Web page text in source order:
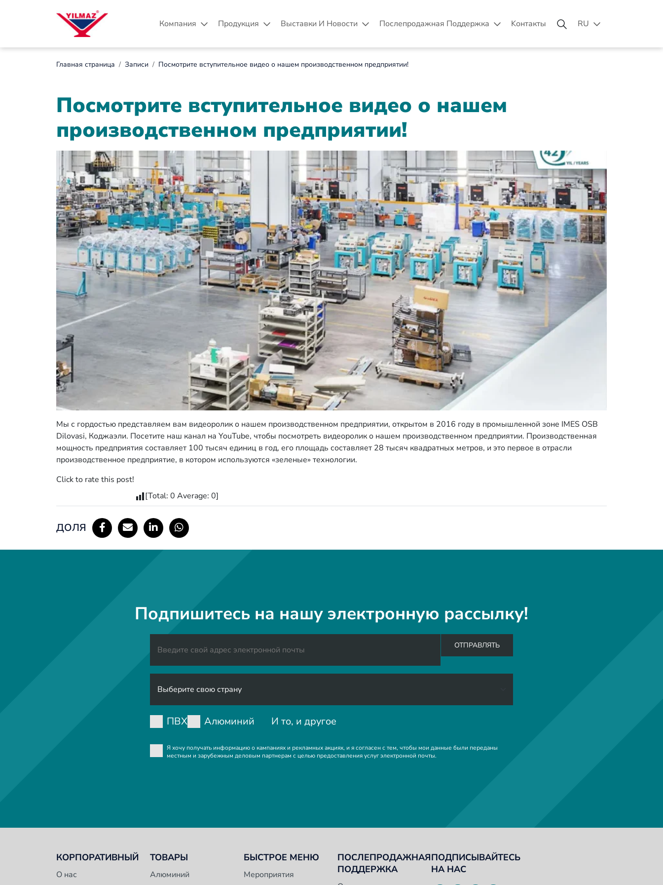
Компания Продукция Выставки И Новости Послепродажная Поддержка Kонтакты RU
Главная страница Записи Посмотрите вступительное видео о нашем производственном предприятии!
Посмотрите вступительное видео о нашем
производственном предприятии!
Мы с гордостью представляем вам видеоролик о нашем производственном предприятии, открытом в 2016 году в промышленной зоне IMES OSB
Dilovasi, Коджаэли. Посетите наш канал на YouTube, чтобы посмотреть видеоролик о нашем производственном предприятии. Производственная
мощность предприятия составляет 100 тысяч единиц в год, его площадь составляет 28 тысяч квадратных метров, и это первое в отрасли
производственное предприятие, в котором используются «зеленые» технологии.
Click to rate this post!
[Total: 0 Average: 0]
ДОЛЯ
Подпишитесь на нашу электронную рассылку!
ОТПРАВЛЯТЬ
ПВХ Алюминий И то, и другое
Я хочу получать информацию о кампаниях и рекламных акциях, и я согласен с тем, чтобы мои данные были переданы
местным и зарубежным деловым партнерам с целью предоставления услуг электронной почты.
КОРПОРАТИВНЫЙ
O нас
ТОВАРЫ
Алюминий
БЫСТРОЕ МЕНЮ
Мероприятия
ПОСЛЕПРОДАЖНАЯ
ПОДДЕРЖКА
ПОДПИСЫВАЙТЕСЬ
НА НАС